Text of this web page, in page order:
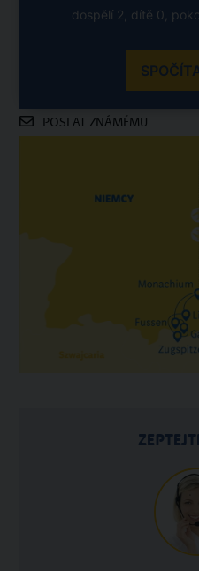
dospělí 2, dítě 0,
POSLAT ZNÁMÉMU